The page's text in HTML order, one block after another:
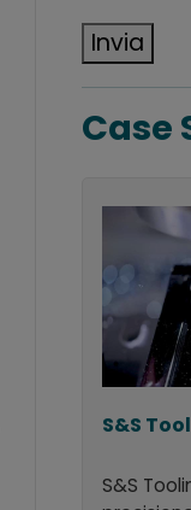
Invia
Case
S&S
S&S